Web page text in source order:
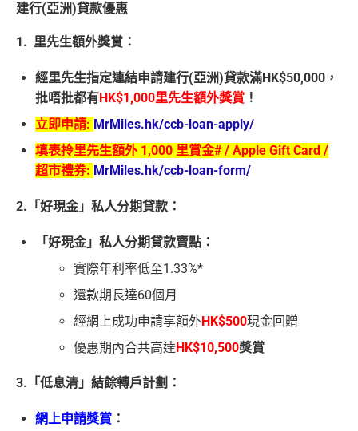
建行(亞洲)貸款優惠
1. 里先生額外獎賞：
經里先生指定連結申請建行(亞洲)貸款滿HK$50,000，
批唔批都有HK$1,000里先生額外獎賞 ！
立即申請: MrMiles.hk/ccb-loan-apply/
填表拎里先生額外 1,000 里賞金# / Apple Gift Card /
超市禮券: MrMiles.hk/ccb-loan-form/
2. 「好現金」私人分期貸款：
「好現金」私人分期貸款賣點：
實際年利率低至1.33%*
還款期長達60個月
經網上成功申請享額外HK$500現金回贈
優惠期內合共高達HK$10,500獎賞
3.「低息清」結餘轉戶計劃：
網上申請獎賞 ：